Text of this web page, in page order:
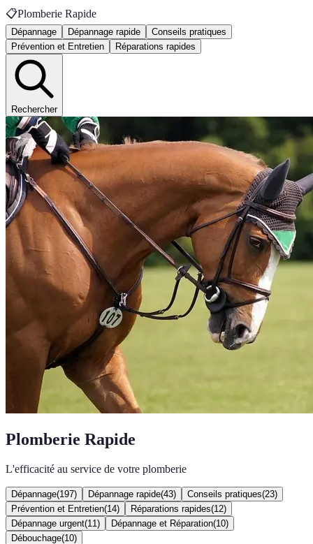
📋Plomberie Rapide
Dépannage Dépannage rapide
Conseils pratiques
Prévention et Entretien
Réparations rapides
Rechercher
Plomberie Rapide
L'efficacité au service de votre plomberie
Dépannage(197) Dépannage rapide(43) Conseils pratiques(23)
Prévention et Entretien(14) Réparations rapides(12)
Dépannage urgent(11 ) Dépannage et Réparation(10)
Débouchage(10)